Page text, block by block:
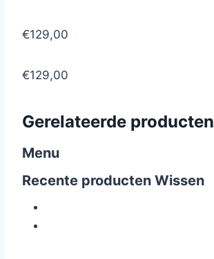
€129,00
€129,00
Gerelateerde producten
Menu
Recente producten Wissen